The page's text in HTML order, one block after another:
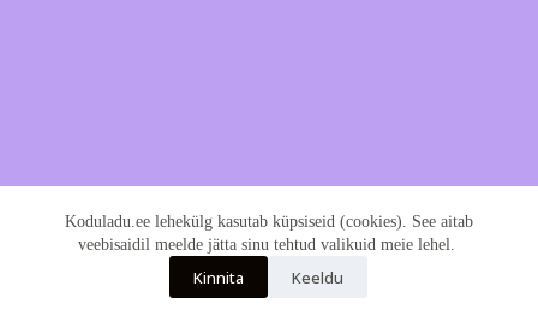
Koduladu.ee lehekülg kasutab küpsiseid (cookies). See aitab
veebisaidil meelde jätta sinu tehtud valikuid meie lehel.
Kinnita Keeldu